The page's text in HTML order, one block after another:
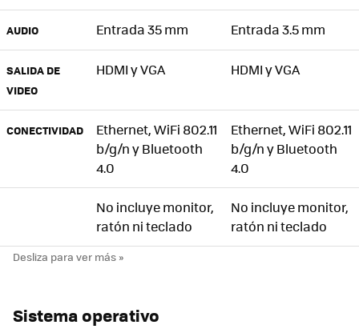
AUDIO Entrada 35 mm Entrada 3.5 mm
SALIDA DE
VIDEO
HDMI y VGA HDMI y VGA
CONECTIVIDAD
Ethernet, WiFi 802.11
b/g/n y Bluetooth
4.0
Ethernet, WiFi 802.11
b/g/n y Bluetooth
4.0
No incluye monitor,
ratón ni teclado
No incluye monitor,
ratón ni teclado
Sistema operativo